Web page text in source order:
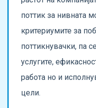
поттик за нивната
критериумите за
поттикнувачки, па
услугите,
работа но и
цели.